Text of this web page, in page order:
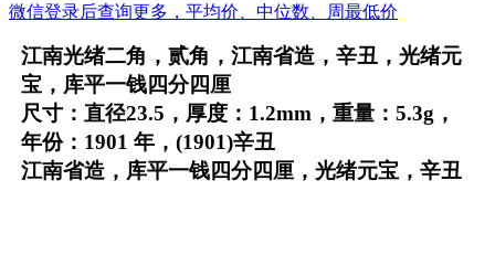
微信登录后查询更多，平均价、中位数、周最低价
江南光绪二角，贰角，江南省造，辛丑，光绪元
宝，库平一钱四分四厘
尺寸：直径23.5，厚度：1.2mm，重量：5.3g，
年份：1901 年，(1901)辛丑
江南省造，库平一钱四分四厘，光绪元宝，辛丑